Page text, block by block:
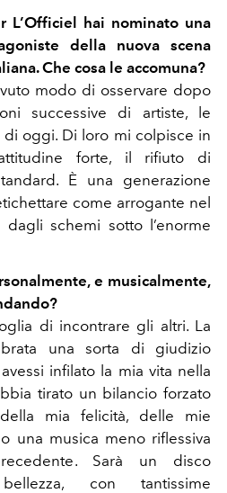
L’Officiel hai nominato una
della nuova scena
Che cosa le accomuna?
modo di osservare dopo
successive di artiste, le
oggi. Di loro mi colpisce in
forte, il rifiuto di
È una generazione
come arrogante nel
schemi sotto l’enorme
e musicalmente,
di incontrare gli altri. La
una sorta di giudizio
infilato la mia vita nella
tirato un bilancio forzato
mia felicità, delle mie
una musica meno riflessiva
Sarà un disco
con tantissime